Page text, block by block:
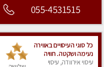
055-4531515
כל סוגי העיסויים באווירה
נעימה ושקטה. חוויה
בלתי נשכחת......
עיסוי אירוודה, עיסוי